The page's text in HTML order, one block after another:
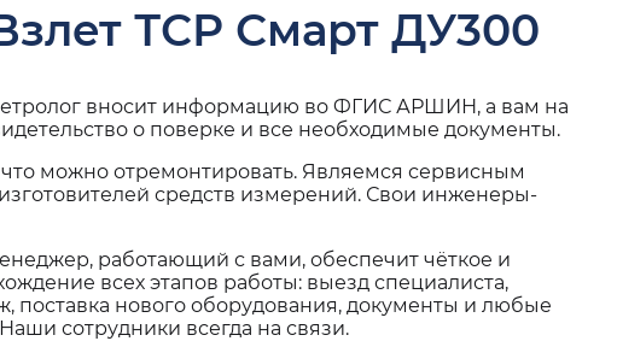
ТСР Смарт ДУ300
вносит информацию во ФГИС АРШИН, а вам на
о поверке и все необходимые документы.
можно отремонтировать. Являемся сервисным
средств измерений. Свои инженеры-
работающий с вами, обеспечит чёткое и
всех этапов работы: выезд специалиста,
поставка нового оборудования, документы и любые
сотрудники всегда на связи.